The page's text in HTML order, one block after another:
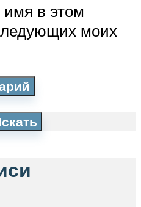
в этом
моих